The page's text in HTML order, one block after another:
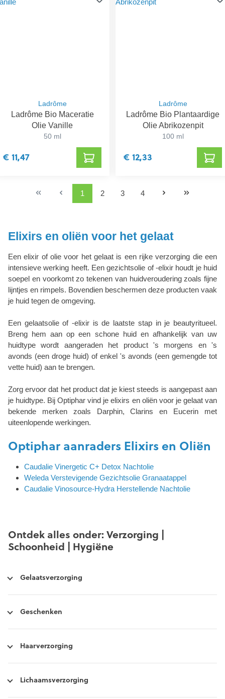
Ladrôme
Ladrôme Bio Maceratie
Olie Vanille
50 ml
€ 11,47
Ladrôme
Ladrôme Bio Plantaardige
Olie Abrikozenpit
100 ml
€ 12,33
1 2 3 4
Elixirs en oliën voor het gelaat
Een elixir of olie voor het gelaat is een rijke verzorging die een
intensieve werking heeft. Een gezichtsolie of -elixir houdt je huid
soepel en voorkomt zo tekenen van huidveroudering zoals fijne
lijntjes en rimpels. Bovendien beschermen deze producten vaak
je huid tegen de omgeving.
Een gelaatsolie of -elixir is de laatste stap in je beautyritueel.
Breng hem aan op een schone huid en afhankelijk van uw
huidtype wordt aangeraden het product 's morgens en 's
avonds (een droge huid) of enkel 's avonds (een gemengde tot
vette huid) aan te brengen.
Zorg ervoor dat het product dat je kiest steeds is aangepast aan
je huidtype. Bij Optiphar vind je elixirs en oliën voor je gelaat van
bekende merken zoals Darphin, Clarins en Eucerin met
uiteenlopende werkingen.
Optiphar aanraders Elixirs en Oliën
Caudalie Vinergetic C+ Detox Nachtolie
Weleda Verstevigende Gezichtsolie Granaatappel
Caudalie Vinosource-Hydra Herstellende Nachtolie
Ontdek alles onder: Verzorging |
Schoonheid | Hygiëne
Gelaatsverzorging
Geschenken
Haarverzorging
Lichaamsverzorging